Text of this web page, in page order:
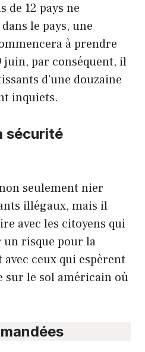
de 12 pays ne
le pays, une
à prendre
juin, par conséquent, il
d’une douzaine
inquiets.
sécurité
seulement nier
illégaux, mais il
avec les citoyens qui
un risque pour la
ceux qui espèrent
le sol américain où